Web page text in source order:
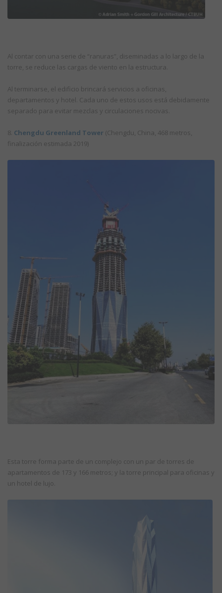
Al contar con una serie de “ranuras”, diseminadas a lo largo de la
torre, se reduce las cargas de viento en la estructura.
Al terminarse, el edificio brincará servicios a oficinas,
departamentos y hotel. Cada uno de estos usos está debidamente
separado para evitar mezclas y circulaciones nocivas.
8. Chengdu Greenland Tower (Chengdu, China, 468 metros,
finalización estimada 2019)
Esta torre forma parte de un complejo con un par de torres de
apartamentos de 173 y 166 metros; y la torre principal para oficinas y
un hotel de lujo.